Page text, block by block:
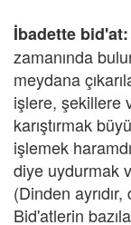
İbadette bid'at:
zamanında
meydana
işlere, şekillere
karıştırmak
işlemek
diye uydurmak
(Dinden
Bid'atlerin